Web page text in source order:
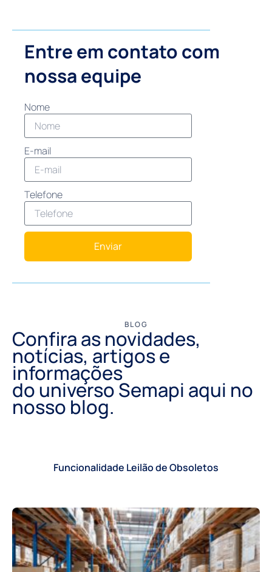
Entre em contato com
nossa equipe
Nome
E-mail
Telefone
Enviar
BLOG
Confira as novidades,
notícias, artigos e
informações
do universo Semapi aqui no
nosso blog.
Funcionalidade Leilão de Obsoletos